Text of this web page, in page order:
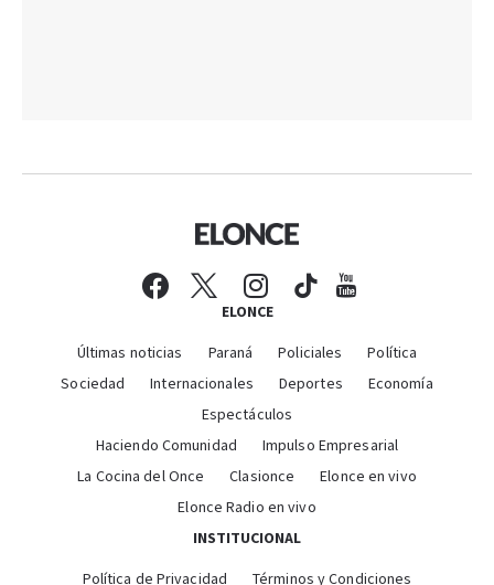
ELONCE
Últimas noticias Paraná Policiales
Política
Sociedad
Internacionales Deportes
Economía
Espectáculos
Haciendo Comunidad
Impulso Empresarial
La Cocina del Once
Clasionce
Elonce en vivo
Elonce Radio en vivo
INSTITUCIONAL
Política de Privacidad Términos y Condiciones